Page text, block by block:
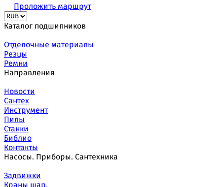
Проложить маршрут
Каталог подшипников
Отделочные материалы
Резцы
Ремни
Направления
Новости
Сантех
Инструмент
Пилы
Станки
Библио
Контакты
Насосы. Приборы. Сантехника
Задвижки
Краны шар.